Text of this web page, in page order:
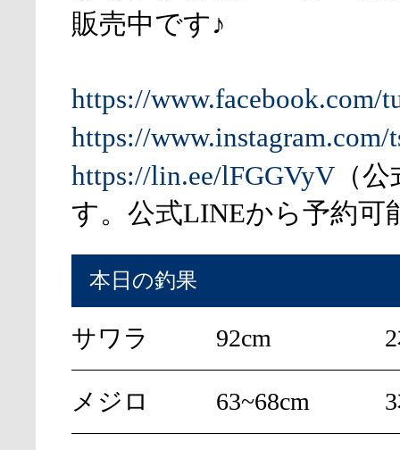
販売中です♪
https://www.facebook.com/
https://www.instagram.com/
https://lin.ee/lFGGVyV （
す。公式LINEから予約可
本日の釣果
サワラ 92cm
メジロ 63~68cm